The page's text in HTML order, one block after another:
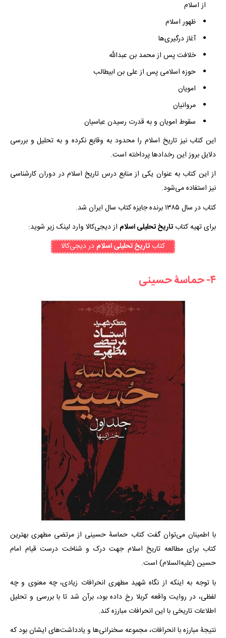
از اسلام
ظهور اسلام
آغاز درگیری‌ها
خلافت پس از محمد بن عبدالله
حوزه اسلامی پس از علی بن ابیطالب
امویان
مروانیان
سقوط امویان و به قدرت رسیدن عباسیان
این کتاب نیز تاریخ اسلام را محدود به وقایع نکرده و به تحلیل و بررسی
دلایل بروز این رخداد‌ها پرداخته است.
از این کتاب به عنوان یکی از منابع درس تاریخ اسلام در دوران کارشناسی
نیز استفاده می‌شود.
کتاب در سال ۱۳۸۵ برنده جایزه کتاب سال ایران شد.
برای تهیه کتاب تاریخ تحلیلی اسلام از دیجی‌کالا وارد لینک زیر شوید:
کتاب تاریخ تحلیلی اسلام در دیجی‌کالا
۴- حماسۀ حسینی
با اطمینان می‌توان گفت کتاب حماسۀ حسینی از مرتضی مطهری بهترین
کتاب برای مطالعه تاریخ اسلام جهت درک و شناخت درست قیام امام
حسین (علیه‌السلام) است.
با توجه به اینکه از نگاه شهید مطهری انحرافات زیادی، چه معنوی و چه
لفظی، در روایت واقعه کربلا رخ داده بود، برآن شد تا با بررسی و تحلیل
اطلاعات تاریخی با این انحرافات مبارزه کند.
نتیجۀ مبارزه با انحرافات، مجموعه سخنرانی‌ها و یادداشت‌های ایشان بود که